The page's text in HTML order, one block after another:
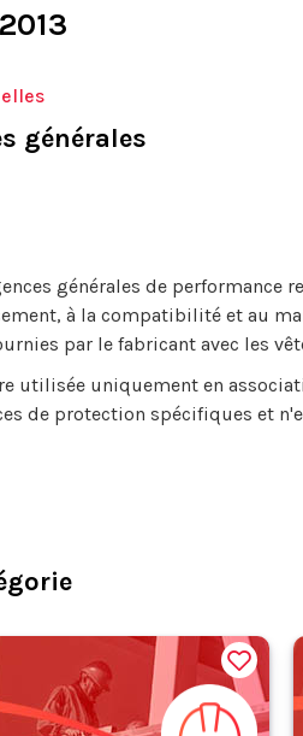
générales
générales de performance
à la compatibilité et au
par le fabricant avec les
utilisée uniquement en
de protection spécifiques et